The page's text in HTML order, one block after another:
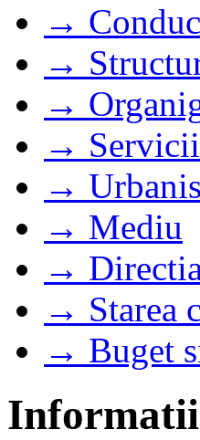
→
→
→
→
→
→ Mediu
→
→ Starea
→ Buget